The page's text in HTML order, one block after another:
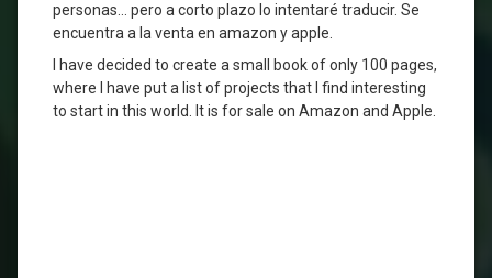
personas… pero a corto plazo lo intentaré traducir. Se
encuentra a la venta en amazon y apple.
I have decided to create a small book of only 100 pages,
where I have put a list of projects that I find interesting
to start in this world. It is for sale on Amazon and Apple.